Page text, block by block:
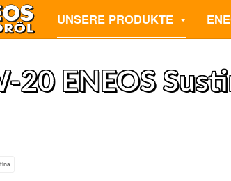
UNSERE PRODUKTE
20 ENEOS